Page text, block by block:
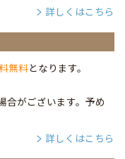
詳しくはこちら
無料となります。
合がございます。予め
詳しくはこちら